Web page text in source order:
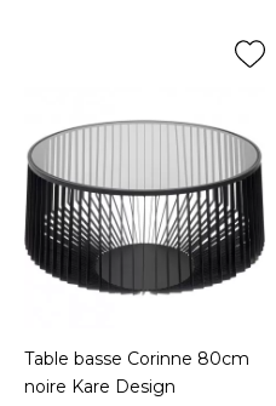
Table basse Corinne 80cm
noire Kare Design